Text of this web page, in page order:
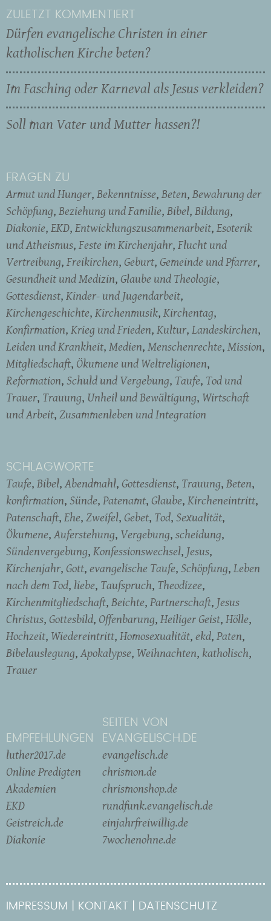
ZULETZT KOMMENTIERT
Dürfen evangelische Christen in einer
katholischen Kirche beten?
Im Fasching oder Karneval als Jesus verkleiden?
Soll man Vater und Mutter hassen?!
FRAGEN ZU
Armut und Hunger Bekenntnisse Beten Bewahrung der
Schöpfung Beziehung und Familie Bibel Bildung
Diakonie EKD Entwicklungszusammenarbeit Esoterik
und Atheismus Feste im Kirchenjahr Flucht und
Vertreibung Freikirchen Geburt Gemeinde und Pfarrer
Gesundheit und Medizin Glaube und Theologie
Gottesdienst Kinder- und Jugendarbeit
Kirchengeschichte Kirchenmusik Kirchentag
Konfirmation Krieg und Frieden Kultur Landeskirchen
Leiden und Krankheit Medien Menschenrechte Mission
Mitgliedschaft Ökumene und Weltreligionen
Reformation Schuld und Vergebung Taufe Tod und
Trauer Trauung Unheil und Bewältigung Wirtschaft
und Arbeit Zusammenleben und Integration
SCHLAGWORTE
Taufe Bibel Abendmahl Gottesdienst Trauung Beten
konfirmation Sünde Patenamt Glaube Kircheneintritt
Patenschaft Ehe Zweifel Gebet Tod Sexualität
Ökumene Auferstehung Vergebung scheidung
Sündenvergebung Konfessionswechsel Jesus
Kirchenjahr Gott evangelische Taufe Schöpfung Leben
nach dem Tod liebe Taufspruch Theodizee
Kirchenmitgliedschaft Beichte Partnerschaft Jesus
Christus Gottesbild Offenbarung Heiliger Geist Hölle
Hochzeit Wiedereintritt Homosexualität ekd Paten
Bibelauslegung Apokalypse Weihnachten katholisch
Trauer
EMPFEHLUNGEN
luther2017.de
Online Predigten
Akademien
EKD
Geistreich.de
Diakonie
SEITEN VON
EVANGELISCH.DE
evangelisch.de
chrismon.de
chrismonshop.de
rundfunk.evangelisch.de
einjahrfreiwillig.de
7wochenohne.de
IMPRESSUM KONTAKT DATENSCHUTZ